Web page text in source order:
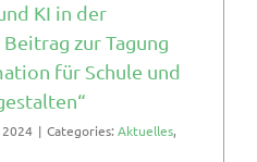
KI in der
zur Tagung
für Schule und
| Categories: Aktuelles,